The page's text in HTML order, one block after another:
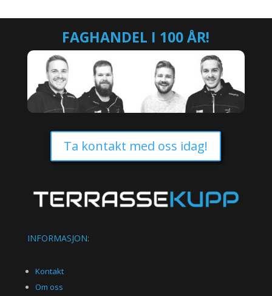
FAGHANDEL I 100 ÅR!
Ta kontakt med oss idag!
INFORMASJON:
Kontakt
Om oss